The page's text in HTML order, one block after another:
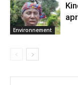
Environnement